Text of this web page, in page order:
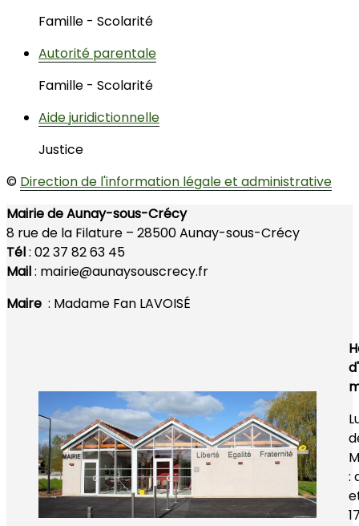
Famille - Scolarité
Autorité parentale
Famille - Scolarité
Aide juridictionnelle
Justice
© Direction de l'information légale et administrative
Mairie de Aunay-sous-Crécy
8 rue de la Filature – 28500 Aunay-sous-Crécy
Tél: 02 37 82 63 45
Mail: mairie@aunaysouscrecy.fr
Maire : Madame Fan LAVOISÉ
: